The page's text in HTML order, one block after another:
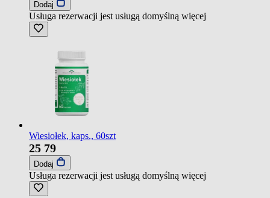
Dodaj
Usługa rezerwacji jest usługą domyślną więcej
Wiesiołek, kaps., 60szt
25 79
Dodaj
Usługa rezerwacji jest usługą domyślną więcej